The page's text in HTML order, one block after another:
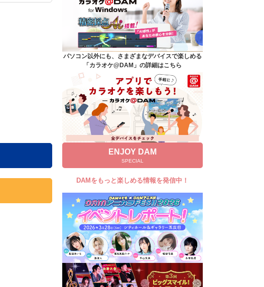
カラオケ＠DAM
ユーザー検索
キャンペーン
よくあるご質問
DAMの新曲・ランキングなど
カラオケ最新情報をチェック！
自宅でカラオケ歌い放題！
家族や友達と一緒に！練習にも！
パソコン以外にも、さまざまなデバイスで楽しめる
「カラオケ@DAM」の詳細はこちら
ENJOY DAM
SPECIAL
DAMをもっと楽しめる情報を発信中！